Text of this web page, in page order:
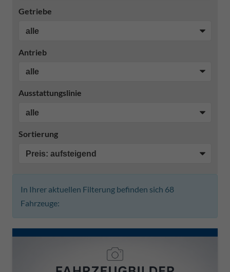
Getriebe
Antrieb
Ausstattungslinie
Sortierung
In Ihrer aktuellen Filterung befinden sich 68
Fahrzeuge: